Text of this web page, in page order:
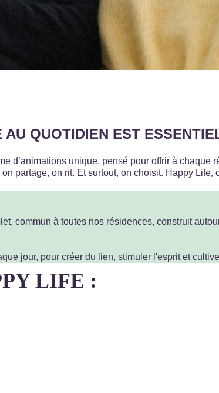
Happy Senior
QUOTIDIEN EST
d’animations unique, pensé pour offrir à chaque
partage, on rit. Et surtout, on choisit. Happy Life,
commun à toutes nos résidences, construit
jour, pour créer du lien, stimuler l'esprit et
LIFE :